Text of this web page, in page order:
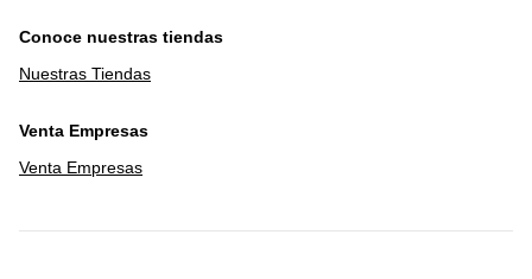
Conoce nuestras tiendas
Nuestras Tiendas
Venta Empresas
Venta Empresas